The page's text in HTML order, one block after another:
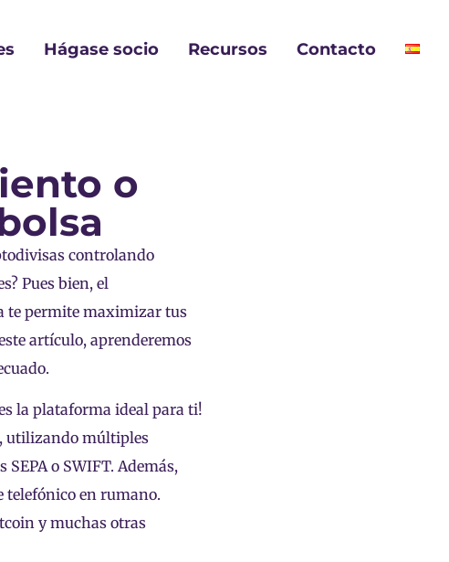
Hágase socio Recursos Contacto
o
controlando
Pues bien, el
te permite maximizar tus
artículo, aprenderemos
la plataforma ideal para ti!
utilizando múltiples
o SWIFT. Además,
telefónico en rumano.
y muchas otras